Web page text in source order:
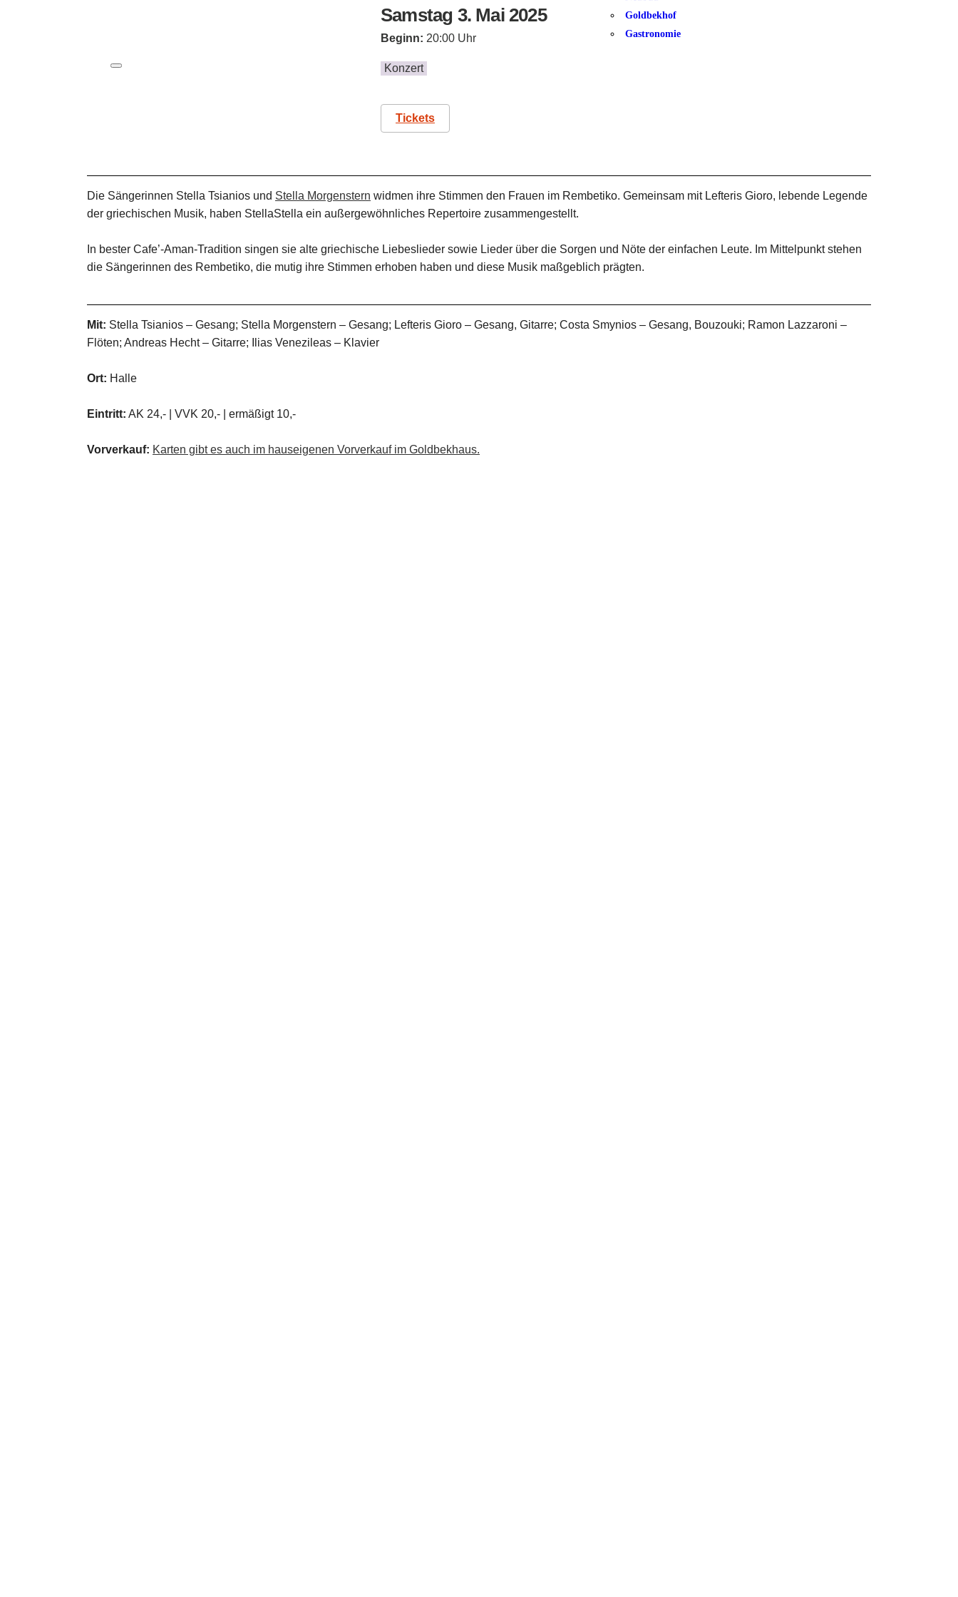
Goldbekhof
Gastronomie
Samstag 3. Mai 2025
Beginn: 20:00 Uhr
Konzert
Tickets
Die Sängerinnen Stella Tsianios und Stella Morgenstern widmen ihre Stimmen den Frauen im Rembetiko. Gemeinsam mit Lefteris Gioro, lebende Legende
der griechischen Musik, haben StellaStella ein außergewöhnliches Repertoire zusammengestellt.
In bester Cafe’-Aman-Tradition singen sie alte griechische Liebeslieder sowie Lieder über die Sorgen und Nöte der einfachen Leute. Im Mittelpunkt stehen
die Sängerinnen des Rembetiko, die mutig ihre Stimmen erhoben haben und diese Musik maßgeblich prägten.
Mit: Stella Tsianios – Gesang; Stella Morgenstern – Gesang; Lefteris Gioro – Gesang, Gitarre; Costa Smynios – Gesang, Bouzouki; Ramon Lazzaroni –
Flöten; Andreas Hecht – Gitarre; Ilias Venezileas – Klavier
Ort: Halle
Eintritt: AK 24,- | VVK 20,- | ermäßigt 10,-
Vorverkauf: Karten gibt es auch im hauseigenen Vorverkauf im Goldbekhaus.